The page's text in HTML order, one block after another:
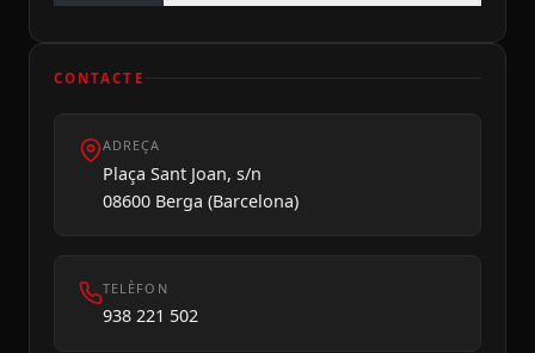
CONTACTE
ADREÇA
Plaça Sant Joan, s/n
08600 Berga (Barcelona)
TELÈFON
938 221 502